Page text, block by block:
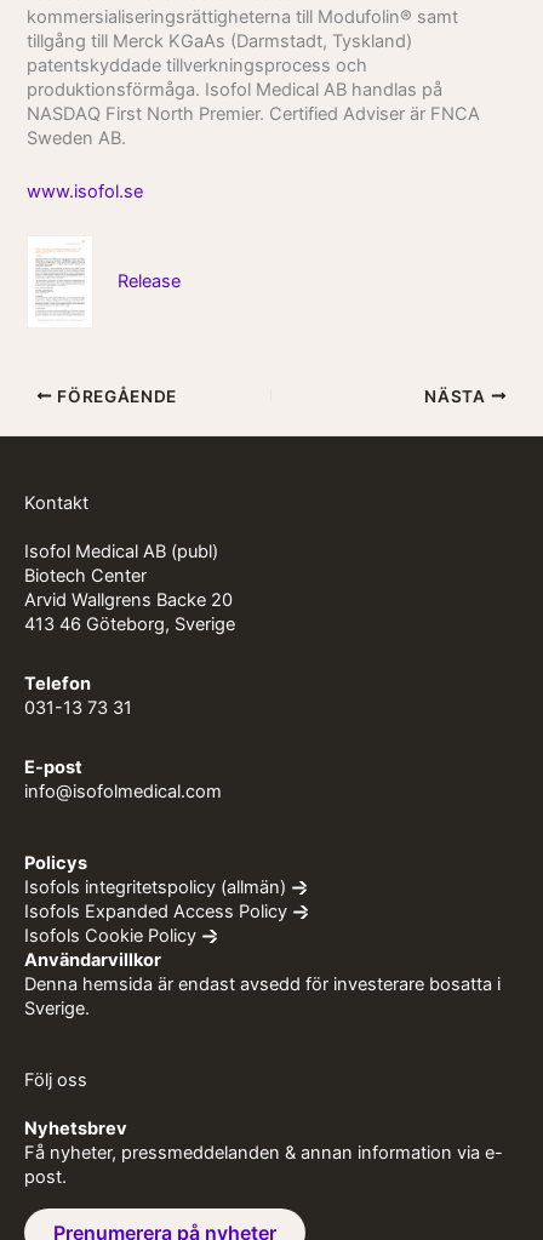
kommersialiseringsrättigheterna till Modufolin® samt
tillgång till Merck KGaAs (Darmstadt, Tyskland)
patentskyddade tillverkningsprocess och
produktionsförmåga. Isofol Medical AB handlas på
NASDAQ First North Premier. Certified Adviser är FNCA
Sweden AB.
www.isofol.se
Release
FÖREGÅENDE NÄSTA
Kontakt
Isofol Medical AB (publ)
Biotech Center
Arvid Wallgrens Backe 20
413 46 Göteborg, Sverige
Telefon
031-13 73 31
E-post
info@isofolmedical.com
Policys
Isofols integritetspolicy (allmän)
Isofols Expanded Access Policy
Isofols Cookie Policy
Användarvillkor
Denna hemsida är endast avsedd för investerare bosatta i
Sverige.
Följ oss
Nyhetsbrev
Få nyheter, pressmeddelanden & annan information via e-
post.
Prenumerera på nyheter